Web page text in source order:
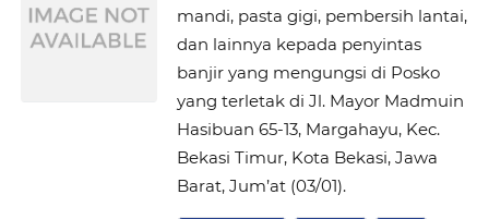
mandi, pasta gigi, pembersih lantai,
dan lainnya kepada penyintas
banjir yang mengungsi di Posko
yang terletak di Jl. Mayor Madmuin
Hasibuan 65-13, Margahayu, Kec.
Bekasi Timur, Kota Bekasi, Jawa
Barat, Jum’at (03/01).